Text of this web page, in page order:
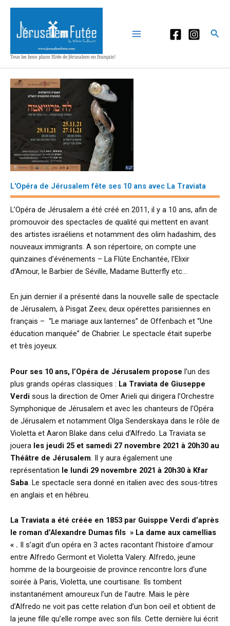
Aller
contenu
Tous les bons plans fûtés de Jérusalem en français!
L'Opéra de Jérusalem fête ses 10 ans avec La Traviata
L’Opéra de Jérusalem a été créé en 2011, il y a 10 ans, afin de
promouvoir des spectacles de qualité qui mettent en avant
des artistes israéliens et notamment des olim hadashim, des
nouveaux immigrants. A son répertoire, on compte une
quinzaines d’événements – La Flûte Enchantée, l’Elixir
d’Amour, le Barbier de Séville, Madame Butterfly etc…
En juin dernier il a présenté dans la nouvelle salle de spectacle
de Jérusalem, à Pisgat Zeev, deux opérettes parisiennes en
français – “Le mariage aux lanternes” de Offenbach et “Une
éducation manquée” de Chabrier. Le spectacle était superbe
et très joyeux.
Pour ses 10 ans, l’Opéra de Jérusalem propose l’un des
plus grands opéras classiques : La Traviata de Giuseppe
Verdi sous la direction de Omer Arieli qui dirigera l’Orchestre
Symphonique de Jérusalem et avec les chanteurs de l’Opéra
de Jérusalem et notamment Olga Senderskaya dans le rôle de
Violetta et Aaron Blake dans celui d’Alfredo. La Traviata se
jouera les jeudi 25 et samedi 27 novembre 2021 à 20h30 au
Théâtre de Jérusalem . Il y aura également une
représentation le lundi 29 novembre 2021 à 20h30 à Kfar
Saba . Le spectacle sera donné en italien avec des sous-titres
en anglais et en hébreu.
La Traviata a été créée en 1853 par Guisppe Verdi d’après
le roman d’Alexandre Dumas fils » La dame aux camellias
« . Il s’agit d’un opéra en 3 actes racontant l’histoire d’amour
entre Alfredo Germont et Violetta Valery. Alfredo, jeune
homme de la bourgeoisie de province rencontre lors d’une
soirée à Paris, Violetta, une courtisane. Ils tombent
instantanément amoureux l’un de l’autre. Mais le père
d’Alfredo ne voit pas cette relation d’un bon oeil et obtient de
la jeune fille qu’elle rompe avec son fils. Cette dernière lui écrit